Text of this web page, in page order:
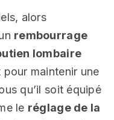
alors
rembourrage
lombaire
maintenir une
qu’il soit équipé
le réglage de la